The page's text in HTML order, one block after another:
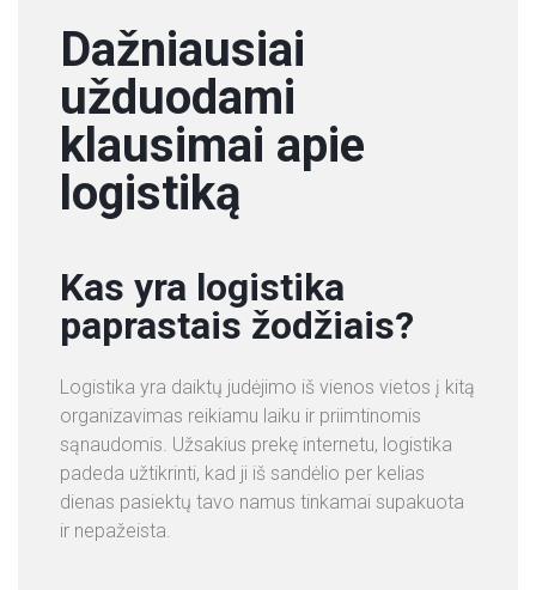
Dažniausiai
užduodami
klausimai apie
logistiką
Kas yra logistika
paprastais žodžiais?
Logistika yra daiktų judėjimo iš vienos vietos į kitą
organizavimas reikiamu laiku ir priimtinomis
sąnaudomis. Užsakius prekę internetu, logistika
padeda užtikrinti, kad ji iš sandėlio per kelias
dienas pasiektų tavo namus tinkamai supakuota
ir nepažeista.